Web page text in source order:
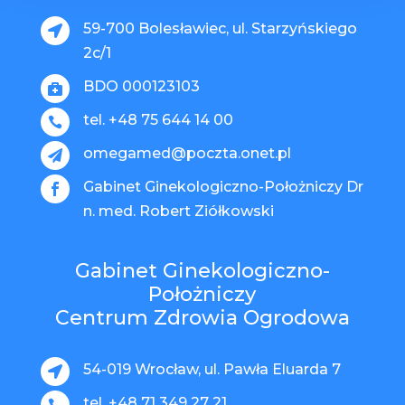

59-700 Bolesławiec, ul. Starzyńskiego
2c/1
 BDO 000123103
 tel. +48 75 644 14 00
 omegamed@poczta.onet.pl

Gabinet Ginekologiczno-Położniczy Dr
n. med. Robert Ziółkowski
Gabinet Ginekologiczno-
Położniczy
Centrum Zdrowia Ogrodowa
 54-019 Wrocław, ul. Pawła Eluarda 7